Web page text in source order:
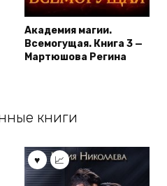
Академия магии.
Всемогущая. Книга 3 —
Мартюшова Регина
книги